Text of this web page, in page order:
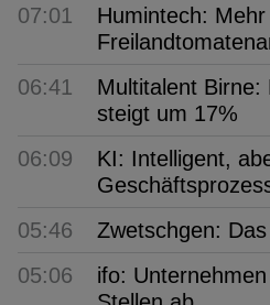
07:01
Humintech:
06:41
Multitalent Birne:
steigt um 17%
06:09
KI: Intelligent,
05:46
Zwetschgen:
05:06
ifo: